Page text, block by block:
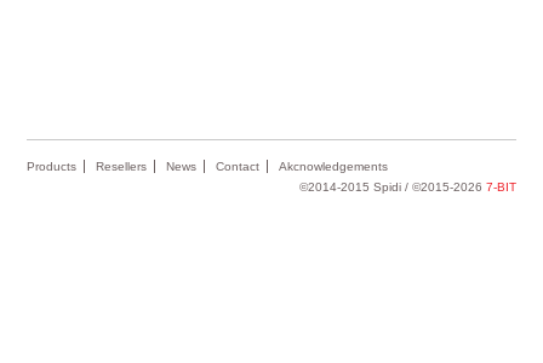
Products Resellers News Contact
Akcnowledgements
©2014-2015 Spidi / ©2015-2026 7-BIT